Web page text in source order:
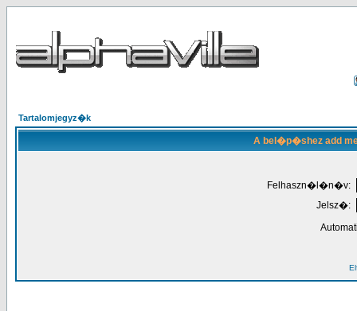
Tartalomjegyz�k
A bel�p�shez add
Felhaszn�l�n�v:
Jelsz�: